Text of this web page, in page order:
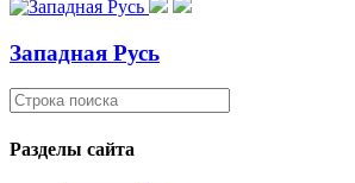
Западная Русь
Разделы сайта